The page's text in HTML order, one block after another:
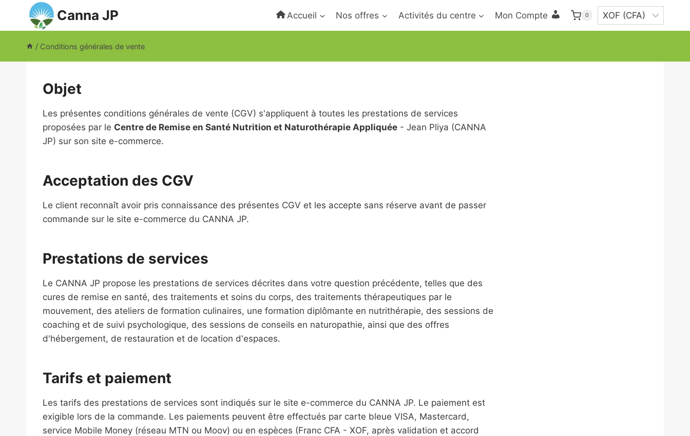
contenu
Canna JP Accueil Nos offres Activités du centre Mon Compte 0
/ Conditions générales de vente
Objet
Les présentes conditions générales de vente (CGV) s'appliquent à toutes les prestations de services
proposées par le Centre de Remise en Santé Nutrition et Naturothérapie Appliquée - Jean Pliya (CANNA
JP) sur son site e-commerce.
Acceptation des CGV
Le client reconnaît avoir pris connaissance des présentes CGV et les accepte sans réserve avant de passer
commande sur le site e-commerce du CANNA JP.
Prestations de services
Le CANNA JP propose les prestations de services décrites dans votre question précédente, telles que des
cures de remise en santé, des traitements et soins du corps, des traitements thérapeutiques par le
mouvement, des ateliers de formation culinaires, une formation diplômante en nutrithérapie, des sessions de
coaching et de suivi psychologique, des sessions de conseils en naturopathie, ainsi que des offres
d'hébergement, de restauration et de location d'espaces.
Tarifs et paiement
Les tarifs des prestations de services sont indiqués sur le site e-commerce du CANNA JP. Le paiement est
exigible lors de la commande. Les paiements peuvent être effectués par carte bleue VISA, Mastercard,
service Mobile Money (réseau MTN ou Moov) ou en espèces (Franc CFA - XOF, après validation et accord